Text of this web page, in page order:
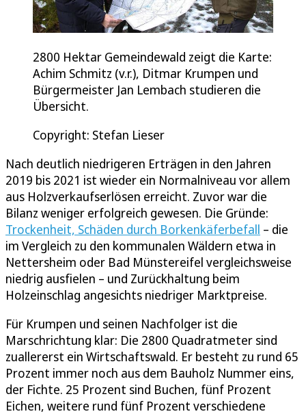
2800 Hektar Gemeindewald zeigt die Karte:
Achim Schmitz (v.r.), Ditmar Krumpen und
Bürgermeister Jan Lembach studieren die
Übersicht.
Copyright: Stefan Lieser
Nach deutlich niedrigeren Erträgen in den Jahren
2019 bis 2021 ist wieder ein Normalniveau vor allem
aus Holzverkaufserlösen erreicht. Zuvor war die
Bilanz weniger erfolgreich gewesen. Die Gründe:
Trockenheit, Schäden durch Borkenkäferbefall – die
im Vergleich zu den kommunalen Wäldern etwa in
Nettersheim oder Bad Münstereifel vergleichsweise
niedrig ausfielen – und Zurückhaltung beim
Holzeinschlag angesichts niedriger Marktpreise.
Für Krumpen und seinen Nachfolger ist die
Marschrichtung klar: Die 2800 Quadratmeter sind
zuallererst ein Wirtschaftswald. Er besteht zu rund 65
Prozent immer noch aus dem Bauholz Nummer eins,
der Fichte. 25 Prozent sind Buchen, fünf Prozent
Eichen, weitere rund fünf Prozent verschiedene